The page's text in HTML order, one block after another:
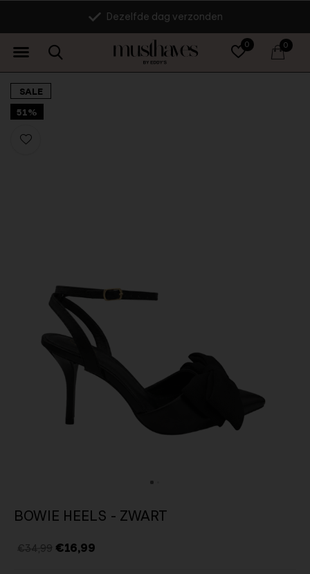
0 0
Dezelfde dag verzonden
SALE
51%
BOWIE HEELS - ZWART
€34,99 €16,99